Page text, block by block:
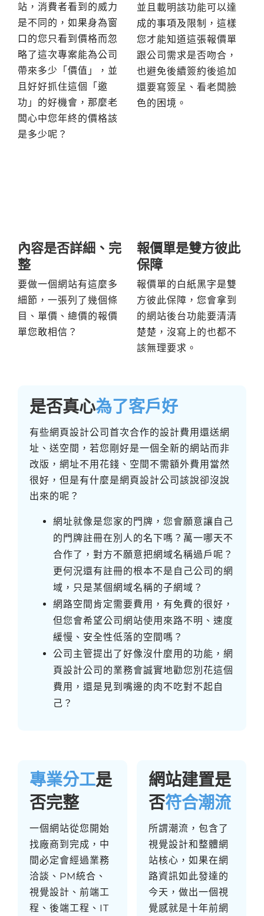
站，消費者看到的威力
是不同的，如果身為窗
口的您只看到價格而忽
略了這次專案能為公司
帶來多少「價值」，並
且好好抓住這個「邀
功」的好機會，那麼老
闆心中您年終的價格該
是多少呢？
並且載明該功能可以達
成的事項及限制，這樣
您才能知道這張報價單
跟公司需求是否吻合，
也避免後續簽約後追加
還要寫簽呈、看老闆臉
色的困境。
內容是否詳細、完
整
要做一個網站有這麼多
細節，一張列了幾個條
目、單價、總價的報價
單您敢相信？
報價單是雙方彼此
保障
報價單的白紙黑字是雙
方彼此保障，您會拿到
的網站後台功能要清清
楚楚，沒寫上的也都不
該無理要求。
是否真心為了客戶好
有些網頁設計公司首次合作的設計費用還送網
址、送空間，若您剛好是一個全新的網站而非
改版，網址不用花錢、空間不需額外費用當然
很好，但是有什麼是網頁設計公司該說卻沒說
出來的呢？
網址就像是您家的門牌，您會願意讓自己
的門牌註冊在別人的名下嗎？萬一哪天不
合作了，對方不願意把網域名稱過戶呢？
更何況還有註冊的根本不是自己公司的網
域，只是某個網域名稱的子網域？
網路空間肯定需要費用，有免費的很好，
但您會希望公司網站使用來路不明、速度
緩慢、安全性低落的空間嗎？
公司主管提出了好像沒什麼用的功能，網
頁設計公司的業務會誠實地勸您別花這個
費用，還是見到嘴邊的肉不吃對不起自
己？
專業分工是
否完整
一個網站從您開始
找廠商到完成，中
間必定會經過業務
洽談、PM統合、
視覺設計、前端工
程、後端工程、IT
網站建置是
否符合潮流
所謂潮流，包含了
視覺設計和整體網
站核心，如果在網
路資訊如此發達的
今天，做出一個視
覺感就是十年前網